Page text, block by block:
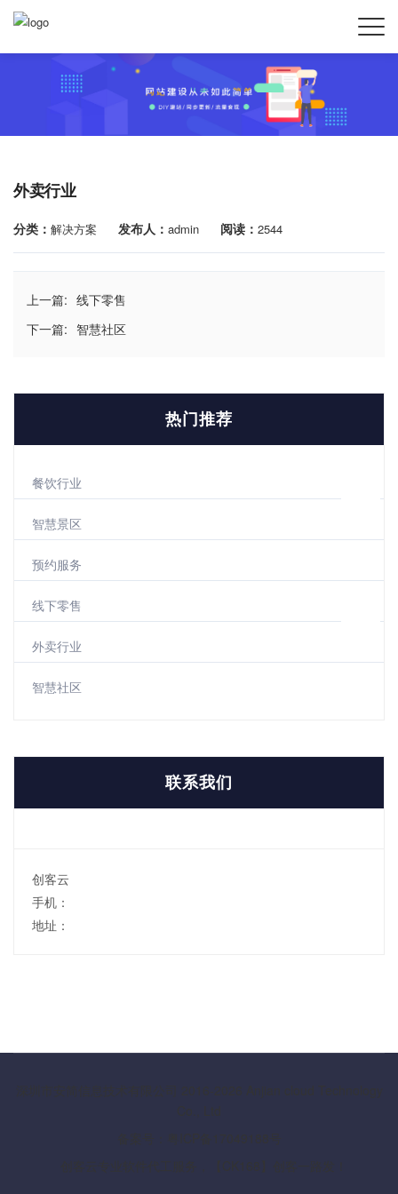
外卖行业
分类： 解决方案 发布人： admin 阅读： 2544
上一篇: 线下零售
下一篇: 智慧社区
热门推荐
餐饮行业
智慧景区
预约服务
线下零售
外卖行业
智慧社区
联系我们
创客云
手机：
地址：